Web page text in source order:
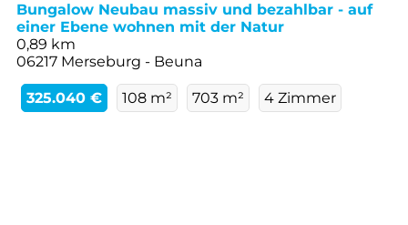
Bungalow Neubau massiv und bezahlbar - auf
einer Ebene wohnen mit der Natur
0,89 km
06217 Merseburg - Beuna
325.040 € 108 m² 703 m² 4 Zimmer